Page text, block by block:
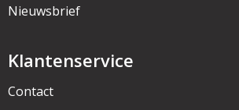
Nieuwsbrief
Klantenservice
Contact